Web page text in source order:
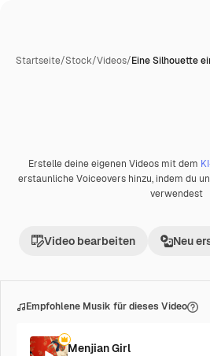
Startseite/Stock/Videos/Eine Silhouette
Premium
Erstelle deine eigenen Videos mit dem
erstaunliche Voiceovers hinzu, indem du
verwendest
Video bearbeiten Neu
Empfohlene Musik für dieses Video
Menjian Girl